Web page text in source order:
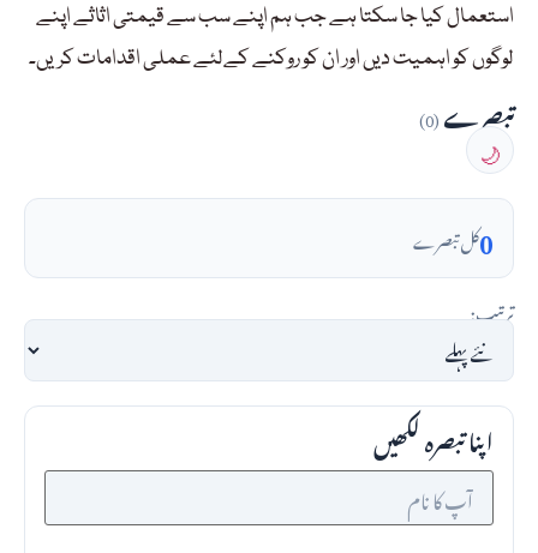
استعمال کیا جا سکتا ہے جب ہم اپنے سب سے قیمتی اثاثے اپنے
لوگوں کو اہمیت دیں اور ان کو روکنے کےلئے عملی اقدامات کریں۔
تبصرے(0)
🌙
0کل تبصرے
ترتیب:
اپنا تبصرہ لکھیں